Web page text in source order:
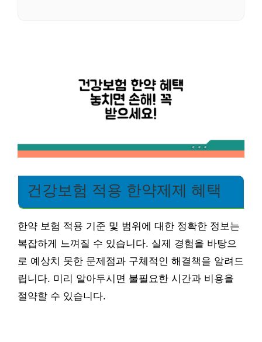
건강보험 적용 한약제제 혜택
한약 보험 적용 기준 및 범위에 대한 정확한 정보는
복잡하게 느껴질 수 있습니다. 실제 경험을 바탕으
로 예상치 못한 문제점과 구체적인 해결책을 알려드
립니다. 미리 알아두시면 불필요한 시간과 비용을
절약할 수 있습니다.